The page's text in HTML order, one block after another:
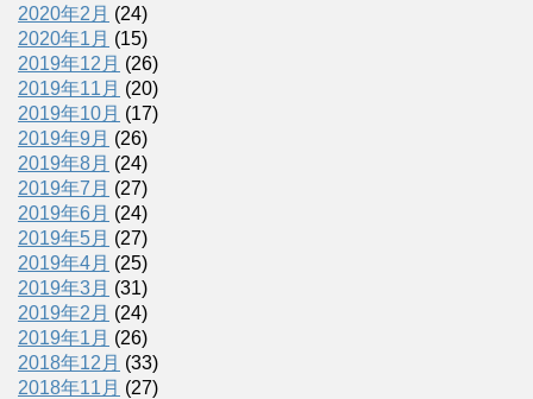
2020年2月 (24)
2020年1月 (15)
2019年12月 (26)
2019年11月 (20)
2019年10月 (17)
2019年9月 (26)
2019年8月 (24)
2019年7月 (27)
2019年6月 (24)
2019年5月 (27)
2019年4月 (25)
2019年3月 (31)
2019年2月 (24)
2019年1月 (26)
2018年12月 (33)
2018年11月 (27)